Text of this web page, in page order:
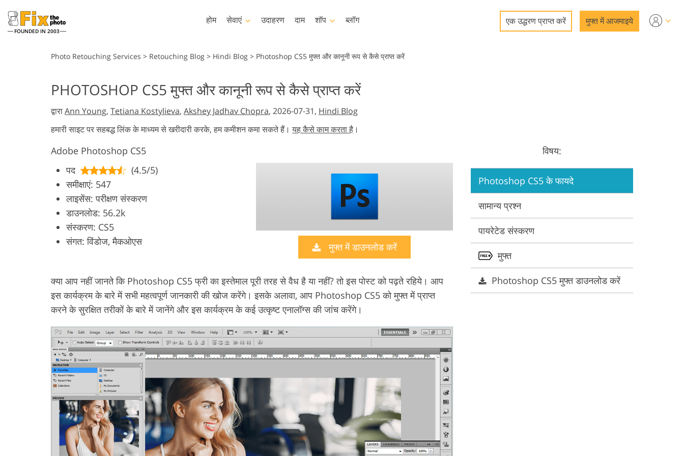
FOUNDED IN 2003
होम सेवाएं
सॅलन रीटचिंग सर्विसिस बेबी फोटो रीटचिंग सर्विसेज
शादी की फोटो संपादन सेवाएं इमेज मैनिपुलेशन सर्विसेज
उत्पाद सुधार सेवाएं एआई प्रशिक्षण डेटा
उदाहरण दाम शॉप
Lightroom
लाइटरूम प्रीसेट
संपूर्ण LR प्रीसेट संग्रह
बेस्ट डील प्रीसेट
मोबाइल संग्रह
Photoshop
फोटोशॉप क्रिया
फोटोशॉप ब्रश
फोटोशॉप ओवरले
फोटोशॉप बनावट
Templates
टेम्पलेट्स
मार्केटिंग टेम्प्लेट
वेलेंटाइन डे कार्ड
शादी के निमंत्रण
ब्लॉग एक उद्धरण प्राप्त करें मुफ्त में आजमाइये
Photo Retouching Services > Retouching Blog > Hindi Blog > Photoshop CS5 मुफ्त और कानूनी रूप से कैसे प्राप्त करें
PHOTOSHOP CS5 मुफ्त और कानूनी रूप से कैसे प्राप्त करें
द्वाराAnn Young, Tetiana Kostylieva, Akshey Jadhav Chopra, 2026-07-31, Hindi Blog
हमारी साइट पर सहबद्ध लिंक के माध्यम से खरीदारी करके, हम कमीशन कमा सकते हैं।यह कैसे काम करता है ।
Adobe Photoshop CS5
पद
(4.5/5)
समीक्षाएं: 547
लाइसेंस: परीक्षण संस्करण
डाउनलोड: 56.2k
संस्करण: CS5
संगत: विंडोज, मैकओएस
मुफ्त में डाउनलोड करें
क्या आप नहीं जानते कि Photoshop CS5 फ्री का इस्तेमाल पूरी तरह से वैध है या नहीं? तो इस पोस्ट को पढ़ते रहिये। आप
इस कार्यक्रम के बारे में सभी महत्वपूर्ण जानकारी की खोज करेंगे। इसके अलावा, आप Photoshop CS5 को मुफ्त में प्राप्त
करने के सुरक्षित तरीकों के बारे में जानेंगे और इस कार्यक्रम के कई उत्कृष्ट एनालॉग्स की जांच करेंगे।
विषय:
Photoshop CS5 के फायदे
सामान्य प्रश्न
पायरेटेड संस्करण
मुफ्त
Photoshop CS5 मुफ्त डाउनलोड करें